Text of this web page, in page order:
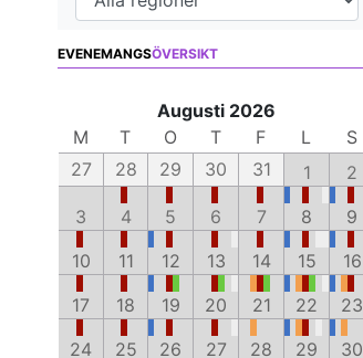
EVENEMANGSÖVERSIKT
Augusti 2026
M
T O T F L
S
27
28 29 30 31 1
2
3
4 5 6 7 8
9
10
11 12 13 14 15
16
17
18 19 20 21 22
23
24
25 26 27 28 29 30